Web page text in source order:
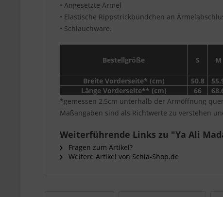
• Angesetzte Ärmel
• Elastische Rippstrickbündchen an
• Schlauchware.
Bestellgröße S M
Breite Vorderseite* (cm) 50.8
Länge Vorderseite** (cm)
66
*gemessen 2,5cm unterhalb der Armöffnung
Maßangaben sind als Richtwerte zu verstehen
Weiterführende Links zu "Ya Ali
Fragen zum Artikel?
Weitere Artikel von Schia-Shop.de